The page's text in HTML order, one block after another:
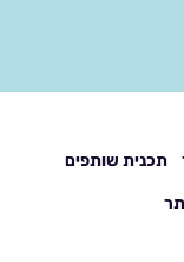
תכנית שותפים